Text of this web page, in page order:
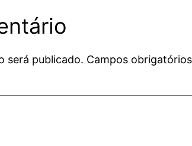
será publicado. Campos